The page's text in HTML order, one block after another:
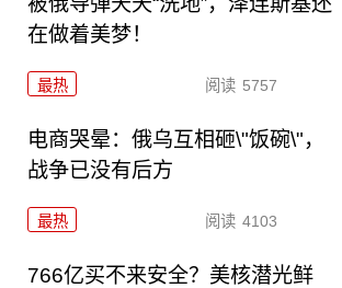
在做着美梦！
最热 阅读 5757
电商哭晕：俄乌互相砸\"饭碗\"，
战争已没有后方
最热 阅读 4103
766亿买不来安全？美核潜光鲜